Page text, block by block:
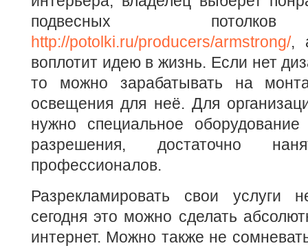
подвесных
http://potolki.ru/producers/armstrong/,
воплотит идею в жизнь. Если нет
то можно зарабатывать на
освещения для неё. Для
нужно специальное
разрешения, достаточно
профессионалов.
Разрекламировать свои услуги
сегодня это можно сделать
интернет. Можно также не